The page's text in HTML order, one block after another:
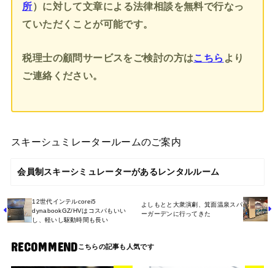
所）に対して文章による法律相談を無料で行なっ
ていただくことが可能です。
税理士の顧問サービスをご検討の方はこちら より
ご連絡ください。
スキーシュミレータールームのご案内
会員制スキーシミュレーターがあるレンタルルーム
12世代インテルcorei5
dynabookGZ/HVはコスパもいい
し、軽いし駆動時間も長い
よしもとと大衆演劇、箕面温泉スパ
ーガーデンに行ってきた
RECOMMEND